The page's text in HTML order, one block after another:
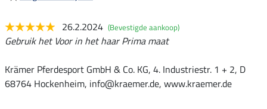
26.2.2024 (Bevestigde aankoop)
Gebruik het Voor in het haar Prima maat
Krämer Pferdesport GmbH & Co. KG, 4. Industriestr. 1 + 2, D
68764 Hockenheim, info@kraemer.de, www.kraemer.de